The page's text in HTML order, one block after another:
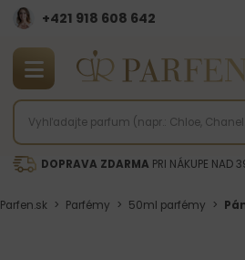
+421 918 608 642‬
DOPRAVA ZDARMA PRI NÁKUPE NAD
Parfen.sk > Parfémy > 50ml parfémy >